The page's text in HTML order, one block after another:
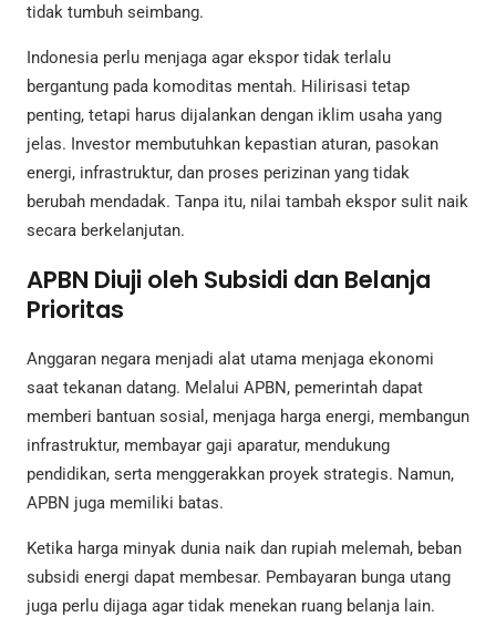
tidak tumbuh seimbang.
Indonesia perlu menjaga agar ekspor tidak terlalu
bergantung pada komoditas mentah. Hilirisasi tetap
penting, tetapi harus dijalankan dengan iklim usaha yang
jelas. Investor membutuhkan kepastian aturan, pasokan
energi, infrastruktur, dan proses perizinan yang tidak
berubah mendadak. Tanpa itu, nilai tambah ekspor sulit naik
secara berkelanjutan.
APBN Diuji oleh Subsidi dan Belanja
Prioritas
Anggaran negara menjadi alat utama menjaga ekonomi
saat tekanan datang. Melalui APBN, pemerintah dapat
memberi bantuan sosial, menjaga harga energi, membangun
infrastruktur, membayar gaji aparatur, mendukung
pendidikan, serta menggerakkan proyek strategis. Namun,
APBN juga memiliki batas.
Ketika harga minyak dunia naik dan rupiah melemah, beban
subsidi energi dapat membesar. Pembayaran bunga utang
juga perlu dijaga agar tidak menekan ruang belanja lain.